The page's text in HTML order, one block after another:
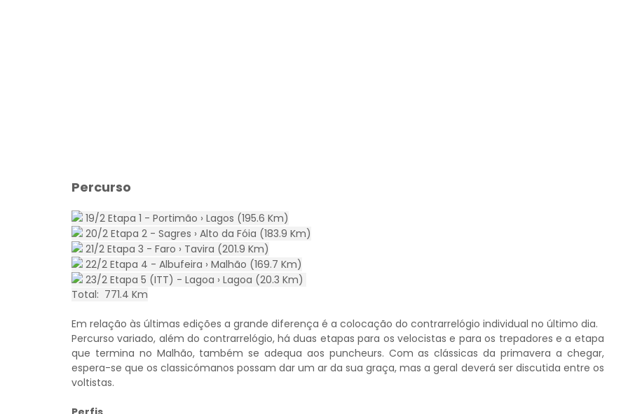
Percurso
19/2 Etapa 1 - Portimão › Lagos (195.6 Km)
20/2 Etapa 2 - Sagres › Alto da Fóia (183.9 Km)
21/2 Etapa 3 - Faro › Tavira (201.9 Km)
22/2 Etapa 4 - Albufeira › Malhão (169.7 Km)
23/2 Etapa 5 (ITT) - Lagoa › Lagoa (20.3 Km)
Total: 771.4 Km
Em relação às últimas edições a grande diferença é a colocação do contrarrelógio individual no último dia.
Percurso variado, além do contrarrelógio, há duas etapas para os velocistas e para os trepadores e a etapa
que termina no Malhão, também se adequa aos puncheurs. Com as clássicas da primavera a chegar,
espera-se que os classicómanos possam dar um ar da sua graça, mas a geral deverá ser discutida entre os
voltistas.